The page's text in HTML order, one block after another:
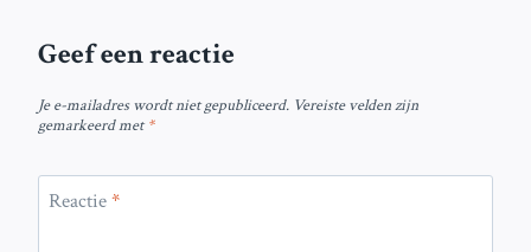
Geef een reactie
Je e-mailadres wordt niet gepubliceerd. Vereiste velden zijn
gemarkeerd met*
Reactie*